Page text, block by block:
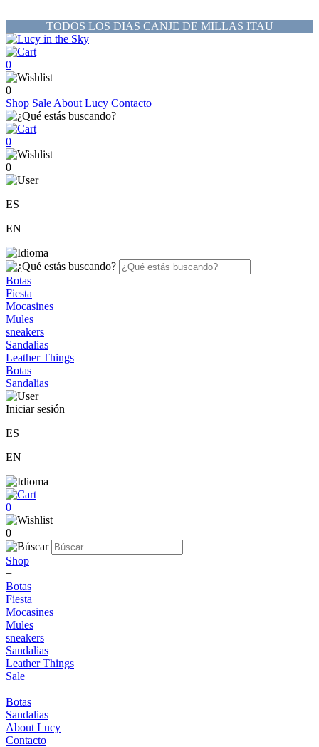
TODOS LOS DIAS CANJE DE MILLAS ITAU
0
0
Shop Sale About Lucy Contacto
0
0
ES
EN
Botas
Fiesta
Mocasines
Mules
sneakers
Sandalias
Leather Things
Botas
Sandalias
Iniciar sesión
ES
EN
0
0
Shop
+
Botas
Fiesta
Mocasines
Mules
sneakers
Sandalias
Leather Things
Sale
+
Botas
Sandalias
About Lucy
Contacto